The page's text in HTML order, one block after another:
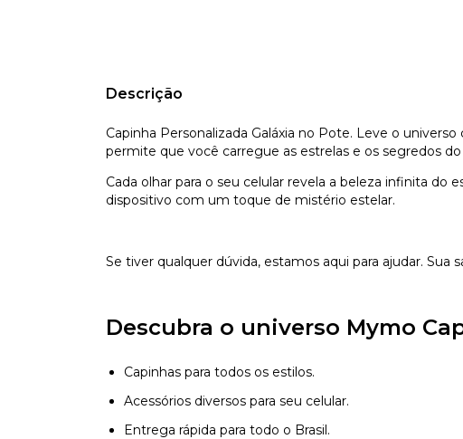
Descrição
Capinha Personalizada Galáxia no Pote. Leve o
permite que você carregue as estrelas e os segredos
Cada olhar para o seu celular revela a beleza infinita do
dispositivo com um toque de mistério estelar.
Se tiver qualquer dúvida, estamos aqui para ajudar. Sua
Descubra o universo Mymo
Capinhas para todos os estilos.
Acessórios diversos para seu celular.
Entrega rápida para todo o Brasil.